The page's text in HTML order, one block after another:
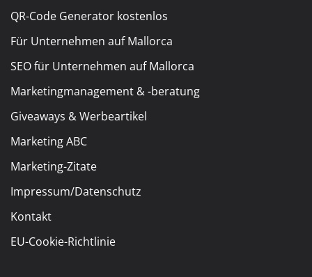
QR-Code Generator kostenlos
Für Unternehmen auf Mallorca
SEO für Unternehmen auf Mallorca
Marketingmanagement & -beratung
Giveaways & Werbeartikel
Marketing ABC
Marketing-Zitate
Impressum/Datenschutz
Kontakt
EU-Cookie-Richtlinie